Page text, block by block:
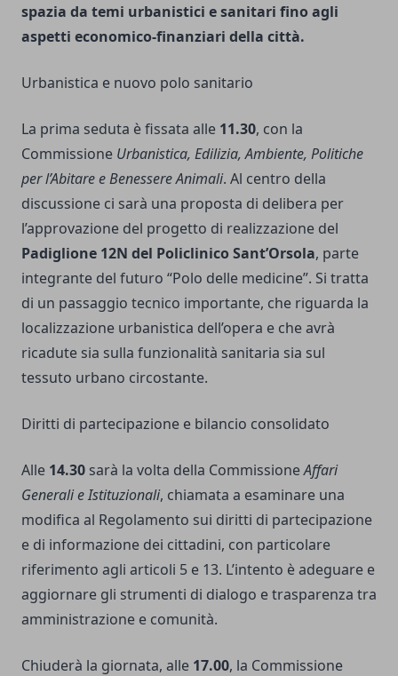
spazia da temi urbanistici e sanitari fino agli
aspetti economico-finanziari della città.
Urbanistica e nuovo polo sanitario
La prima seduta è fissata alle 11.30, con la
Commissione Urbanistica, Edilizia, Ambiente, Politiche
per l’Abitare e Benessere Animali. Al centro della
discussione ci sarà una proposta di delibera per
l’approvazione del progetto di realizzazione del
Padiglione 12N del Policlinico Sant’Orsola, parte
integrante del futuro “Polo delle medicine”. Si tratta
di un passaggio tecnico importante, che riguarda la
localizzazione urbanistica dell’opera e che avrà
ricadute sia sulla funzionalità sanitaria sia sul
tessuto urbano circostante.
Diritti di partecipazione e bilancio consolidato
Alle 14.30 sarà la volta della CommissioneAffari
Generali e Istituzionali, chiamata a esaminare una
modifica al Regolamento sui diritti di partecipazione
e di informazione dei cittadini, con particolare
riferimento agli articoli 5 e 13. L’intento è adeguare e
aggiornare gli strumenti di dialogo e trasparenza tra
amministrazione e comunità.
Chiuderà la giornata, alle 17.00, la Commissione